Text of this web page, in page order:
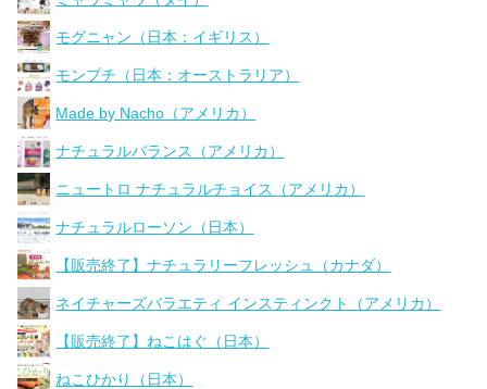
モグニャン（日本：イギリス）
モンプチ（日本：オーストラリア）
Made by Nacho（アメリカ）
ナチュラルバランス（アメリカ）
ニュートロ ナチュラルチョイス（アメリカ）
ナチュラルローソン（日本）
【販売終了】ナチュラリーフレッシュ（カナダ）
ネイチャーズバラエティ インスティンクト（アメリカ）
【販売終了】ねこはぐ（日本）
ねこひかり（日本）